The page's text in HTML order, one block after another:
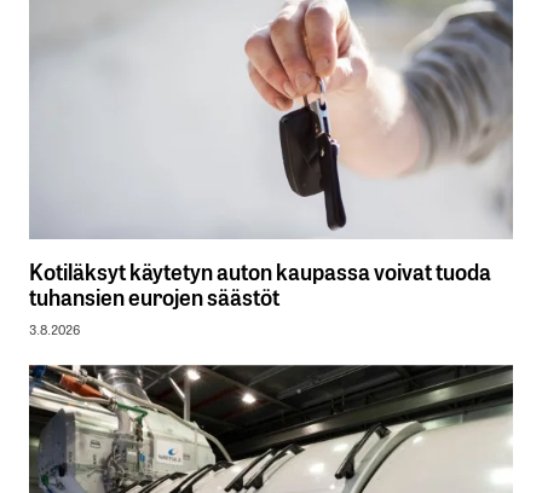
Kotiläksyt käytetyn auton kaupassa voivat tuoda
tuhansien eurojen säästöt
3.8.2026